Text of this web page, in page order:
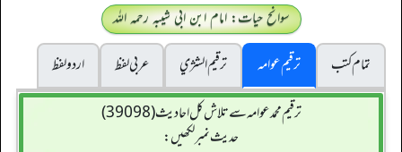
سوانح حیات: امام ابن ابی شیبہ رحمہ اللہ
تمام کتب
ترقیم عوامہ ترقيم الشژي عربی لفظ
اردو لفظ
ترقیم محمدعوامہ سے تلاش کل احادیث (39098)
حدیث نمبر لکھیں: